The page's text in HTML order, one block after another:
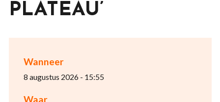
Wanneer
8 augustus 2026 - 15:55
Waar
PLATEAU’